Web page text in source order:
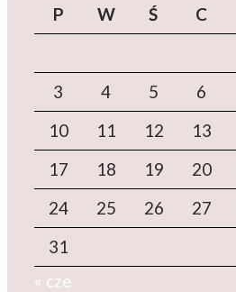
P W Ś C
3
4 5 6
10
11 12 13
17
18 19 20
24
25 26 27
31
« cze